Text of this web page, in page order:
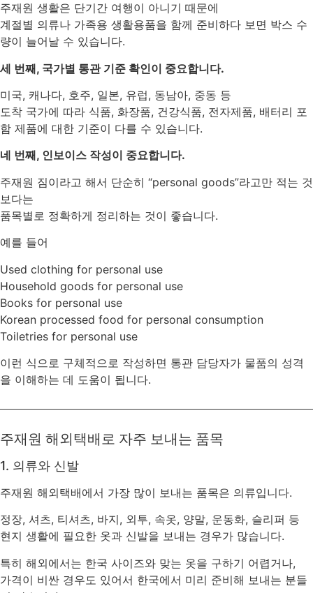
주재원 생활은 단기간 여행이 아니기 때문에
계절별 의류나 가족용 생활용품을 함께 준비하다 보면 박스 수
량이 늘어날 수 있습니다.
세 번째, 국가별 통관 기준 확인이 중요합니다.
미국, 캐나다, 호주, 일본, 유럽, 동남아, 중동 등
도착 국가에 따라 식품, 화장품, 건강식품, 전자제품, 배터리 포
함 제품에 대한 기준이 다를 수 있습니다.
네 번째, 인보이스 작성이 중요합니다.
주재원 짐이라고 해서 단순히 “personal goods”라고만 적는 것
보다는
품목별로 정확하게 정리하는 것이 좋습니다.
예를 들어
Used clothing for personal use
Household goods for personal use
Books for personal use
Korean processed food for personal consumption
Toiletries for personal use
이런 식으로 구체적으로 작성하면 통관 담당자가 물품의 성격
을 이해하는 데 도움이 됩니다.
주재원 해외택배로 자주 보내는 품목
1. 의류와 신발
주재원 해외택배에서 가장 많이 보내는 품목은 의류입니다.
정장, 셔츠, 티셔츠, 바지, 외투, 속옷, 양말, 운동화, 슬리퍼 등
현지 생활에 필요한 옷과 신발을 보내는 경우가 많습니다.
특히 해외에서는 한국 사이즈와 맞는 옷을 구하기 어렵거나,
가격이 비싼 경우도 있어서 한국에서 미리 준비해 보내는 분들